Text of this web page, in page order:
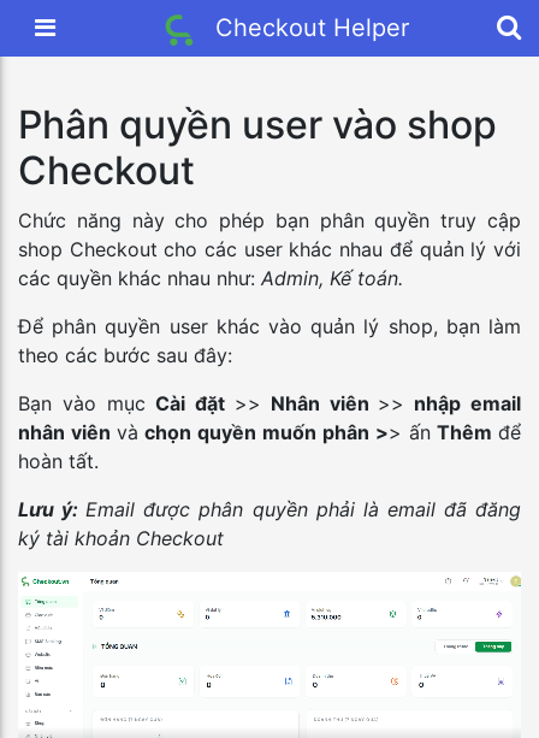
Checkout Helper
Phân quyền user vào shop
Checkout
Chức năng này cho phép bạn phân quyền truy cập
shop Checkout cho các user khác nhau để quản lý với
các quyền khác nhau như: Admin, Kế toán.
Để phân quyền user khác vào quản lý shop, bạn làm
theo các bước sau đây:
Bạn vào mụcCài đặt >> Nhân viên >> nhập email
nhân viên và chọn quyền muốn phân >> ấn Thêm để
hoàn tất.
Lưu ý:Email được phân quyền phải là email đã đăng
ký tài khoản Checkout